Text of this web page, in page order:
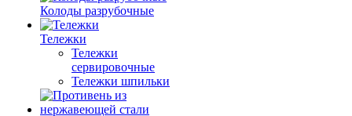
Колоды разрубочные
Тележки
Тележки
сервировочные
Тележки шпильки